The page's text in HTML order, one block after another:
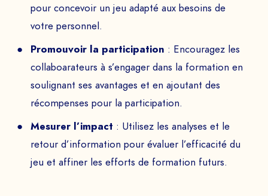
pour concevoir un jeu adapté aux besoins de
votre personnel.
Promouvoir la participation : Encouragez les
collaboarateurs à s’engager dans la formation en
soulignant ses avantages et en ajoutant des
récompenses pour la participation.
Mesurer l’impact : Utilisez les analyses et le
retour d’information pour évaluer l’efficacité du
jeu et affiner les efforts de formation futurs.